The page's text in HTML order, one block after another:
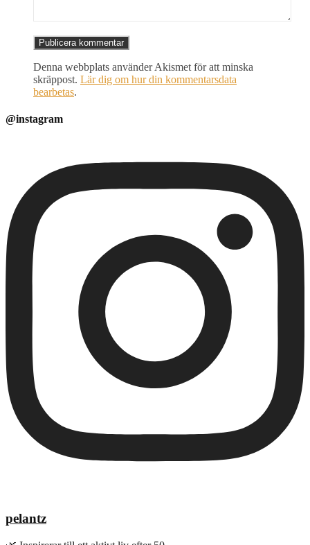
Denna webbplats använder Akismet för att minska
skräppost. Lär dig om hur din kommentarsdata
bearbetas.
@instagram
pelantz